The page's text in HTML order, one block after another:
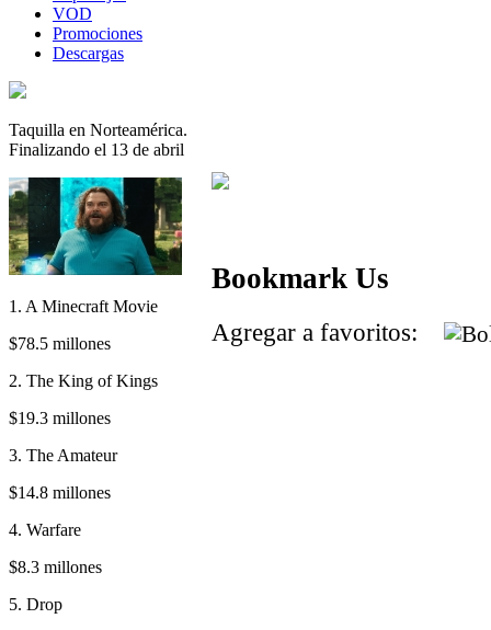
VOD
Promociones
Descargas
Taquilla en Norteamérica.
Finalizando el 13 de abril
1. A Minecraft Movie
$78.5 millones
2. The King of Kings
$19.3 millones
3. The Amateur
$14.8 millones
4. Warfare
$8.3 millones
5. Drop
Bookmark Us
Agregar a favoritos: